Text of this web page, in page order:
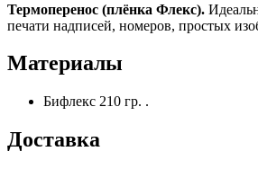
Термоперенос (плёнка Флекс).
печати надписей, номеров, простых
Материалы
Бифлекс 210 гр. .
Доставка